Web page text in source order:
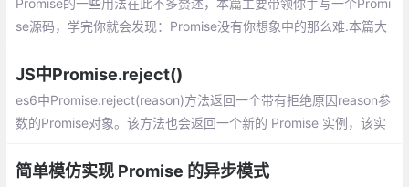
se源码，学完你就会发现：Promise没有你想象中的那么难.本篇大
链式调用then、增加catch finally方法、增加all race 等方法、实现
一个promise的延迟对象defer、最终测试
JS中Promise.reject()
es6中Promise.reject(reason)方法返回一个带有拒绝原因reason参
数的Promise对象。该方法也会返回一个新的 Promise 实例，该实
简单模仿实现 Promise 的异步模式